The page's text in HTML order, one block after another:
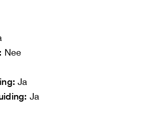
Nee
Ja
Ja